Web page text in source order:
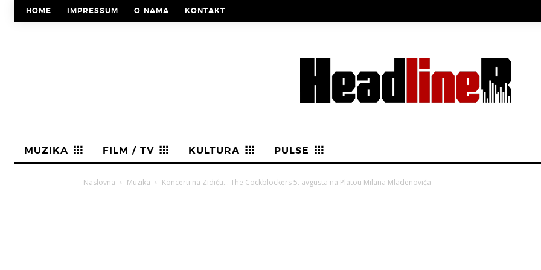
HOME IMPRESSUM O NAMA KONTAKT
MUZIKA FILM / TV KULTURA PULSE
Naslovna Muzika Koncerti na Zidiću… The Cockblockers 5. avgusta na Platou Milana Mladenovića